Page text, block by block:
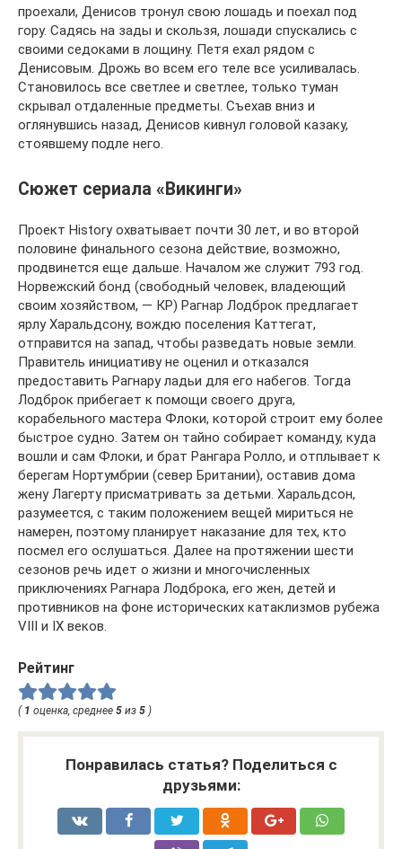
проехали, Денисов тронул свою лошадь и поехал под
гору. Садясь на зады и скользя, лошади спускались с
своими седоками в лощину. Петя ехал рядом с
Денисовым. Дрожь во всем его теле все усиливалась.
Становилось все светлее и светлее, только туман
скрывал отдаленные предметы. Съехав вниз и
оглянувшись назад, Денисов кивнул головой казаку,
стоявшему подле него.
Сюжет сериала «Викинги»
Проект History охватывает почти 30 лет, и во второй
половине финального сезона действие, возможно,
продвинется еще дальше. Началом же служит 793 год.
Норвежский бонд (свободный человек, владеющий
своим хозяйством, — КР) Рагнар Лодброк предлагает
ярлу Харальдсону, вождю поселения Каттегат,
отправится на запад, чтобы разведать новые земли.
Правитель инициативу не оценил и отказался
предоставить Рагнару ладьи для его набегов. Тогда
Лодброк прибегает к помощи своего друга,
корабельного мастера Флоки, которой строит ему более
быстрое судно. Затем он тайно собирает команду, куда
вошли и сам Флоки, и брат Рангара Ролло, и отплывает к
берегам Нортумбрии (север Британии), оставив дома
жену Лагерту присматривать за детьми. Харальдсон,
разумеется, с таким положением вещей мириться не
намерен, поэтому планирует наказание для тех, кто
посмел его ослушаться. Далее на протяжении шести
сезонов речь идет о жизни и многочисленных
приключениях Рагнара Лодброка, его жен, детей и
противников на фоне исторических катаклизмов рубежа
VIII и IX веков.
Рейтинг
( 1 оценка, среднее 5 из 5 )
Понравилась статья? Поделиться с
друзьями: